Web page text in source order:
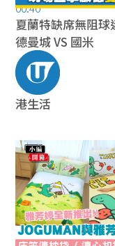
00:40
夏蘭特缺席無阻
德曼城 VS 國米
港生活